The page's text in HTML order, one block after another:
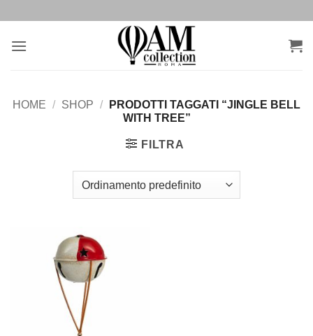
contenuti
HOME / SHOP /
PRODOTTI TAGGATI “JINGLE BELL
WITH TREE”
FILTRA